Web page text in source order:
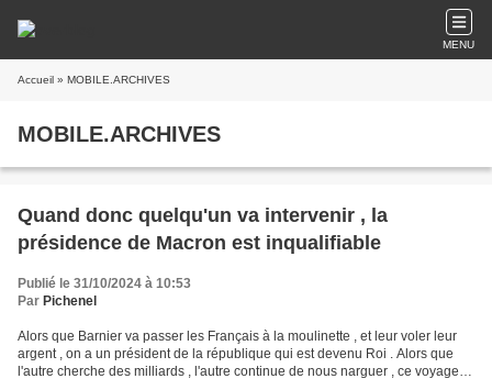
MENU
Accueil » MOBILE.ARCHIVES
MOBILE.ARCHIVES
Quand donc quelqu'un va intervenir , la
présidence de Macron est inqualifiable
Publié le 31/10/2024 à 10:53
Par Pichenel
Alors que Barnier va passer les Français à la moulinette , et leur voler leur
argent , on a un président de la république qui est devenu Roi . Alors que
l'autre cherche des milliards , l'autre continue de nous narguer , ce voyage